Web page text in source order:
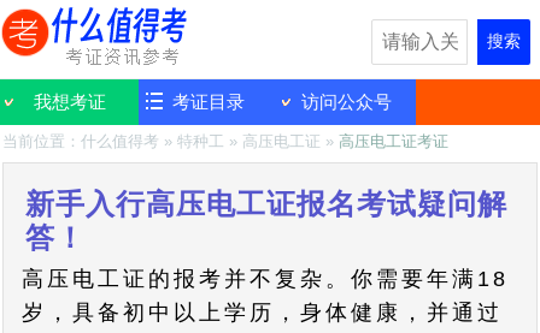
搜索
我想考证 考证目录 访问公众号
当前位置：什么值得考 »特种工 » 高压电工证 »高压电工证考证
新手入行高压电工证报名考试疑问解
答！
高压电工证的报考并不复杂。你需要年满18
岁，具备初中以上学历，身体健康，并通过